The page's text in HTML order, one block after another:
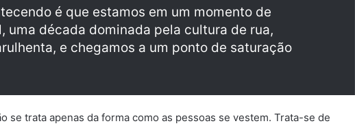
é que estamos em um momento de
uma década dominada pela cultura de rua,
e chegamos a um ponto de saturação
se trata apenas da forma como as pessoas se vestem. Trata-se de